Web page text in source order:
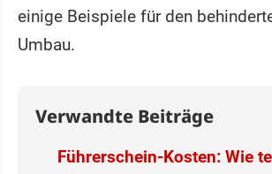
einige Beispiele für den
Umbau.
Verwandte Beiträge
Führerschein-Kosten: Wie